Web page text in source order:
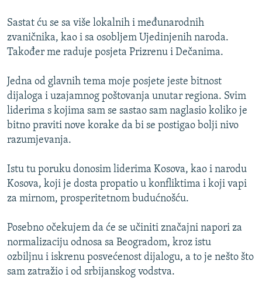
Sastat ću se sa više lokalnih i međunarodnih
zvaničnika, kao i sa osobljem Ujedinjenih naroda.
Također me raduje posjeta Prizrenu i Dečanima.
Jedna od glavnih tema moje posjete jeste bitnost
dijaloga i uzajamnog poštovanja unutar regiona. Svim
liderima s kojima sam se sastao sam naglasio koliko je
bitno praviti nove korake da bi se postigao bolji nivo
razumjevanja.
Istu tu poruku donosim liderima Kosova, kao i narodu
Kosova, koji je dosta propatio u konfliktima i koji vapi
za mirnom, prosperitetnom budućnošću.
Posebno očekujem da će se učiniti značajni napori za
normalizaciju odnosa sa Beogradom, kroz istu
ozbiljnu i iskrenu posvećenost dijalogu, a to je nešto što
sam zatražio i od srbijanskog vodstva.